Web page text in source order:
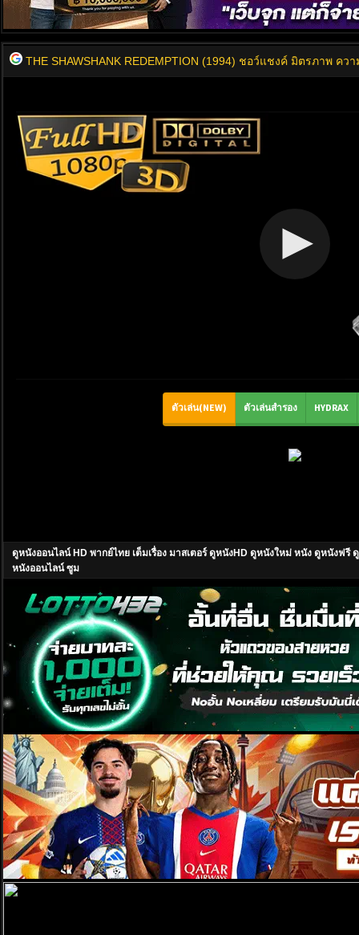
THE SHAWSHANK REDEMPTION (1994) ชอว์แชงค์ มิตรภาพ คว
ดูหนังออนไลน์ HD พากย์ไทย เต็มเรื่อง มาสเตอร์ ดูหนังHD ดูหนังใหม่ หนัง ดูหนังฟรี
หนังออนไลน์ ซูม